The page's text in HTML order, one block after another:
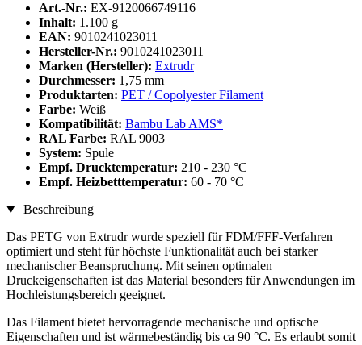
Art.-Nr.: EX-9120066749116
Inhalt: 1.100 g
EAN: 9010241023011
Hersteller-Nr.: 9010241023011
Marken (Hersteller): Extrudr
Durchmesser: 1,75 mm
Produktarten: PET / Copolyester Filament
Farbe: Weiß
Kompatibilität: Bambu Lab AMS*
RAL Farbe: RAL 9003
System: Spule
Empf. Drucktemperatur: 210 - 230 °C
Empf. Heizbetttemperatur: 60 - 70 °C
Beschreibung
Das PETG von Extrudr wurde speziell für FDM/FFF-Verfahren
optimiert und steht für höchste Funktionalität auch bei starker
mechanischer Beanspruchung. Mit seinen optimalen
Druckeigenschaften ist das Material besonders für Anwendungen im
Hochleistungsbereich geeignet.
Das Filament bietet hervorragende mechanische und optische
Eigenschaften und ist wärmebeständig bis ca 90 °C. Es erlaubt somit